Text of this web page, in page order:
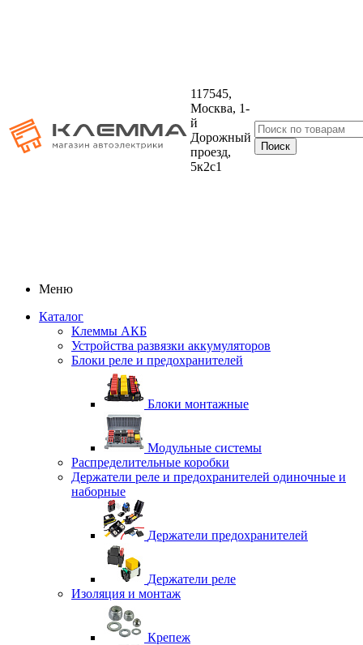
117545,
Москва, 1-
й
Дорожный
проезд,
5к2с1
Меню
Каталог
Клеммы АКБ
Устройства развязки аккумуляторов
Блоки реле и предохранителей
Блоки монтажные
Модульные системы
Распределительные коробки
Держатели реле и предохранителей одиночные и
наборные
Держатели предохранителей
Держатели реле
Изоляция и монтаж
Крепеж